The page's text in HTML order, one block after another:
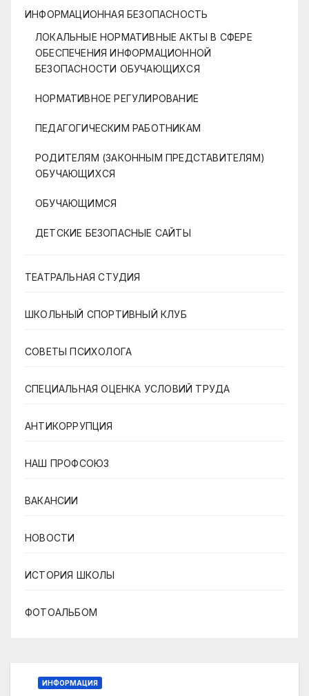
ИНФОРМАЦИОННАЯ БЕЗОПАСНОСТЬ
ЛОКАЛЬНЫЕ НОРМАТИВНЫЕ АКТЫ В СФЕРЕ
ОБЕСПЕЧЕНИЯ ИНФОРМАЦИОННОЙ
БЕЗОПАСНОСТИ ОБУЧАЮЩИХСЯ
НОРМАТИВНОЕ РЕГУЛИРОВАНИЕ
ПЕДАГОГИЧЕСКИМ РАБОТНИКАМ
РОДИТЕЛЯМ (ЗАКОННЫМ ПРЕДСТАВИТЕЛЯМ)
ОБУЧАЮЩИХСЯ
ОБУЧАЮЩИМСЯ
ДЕТСКИЕ БЕЗОПАСНЫЕ САЙТЫ
ТЕАТРАЛЬНАЯ СТУДИЯ
ШКОЛЬНЫЙ СПОРТИВНЫЙ КЛУБ
СОВЕТЫ ПСИХОЛОГА
СПЕЦИАЛЬНАЯ ОЦЕНКА УСЛОВИЙ ТРУДА
АНТИКОРРУПЦИЯ
НАШ ПРОФСОЮЗ
ВАКАНСИИ
НОВОСТИ
ИСТОРИЯ ШКОЛЫ
ФОТОАЛЬБОМ
ИНФОРМАЦИЯ